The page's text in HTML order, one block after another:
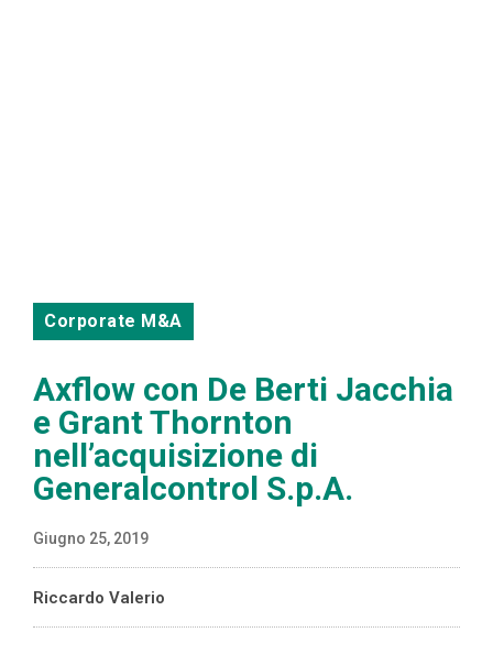
Corporate M&A
Axflow con De Berti Jacchia
e Grant Thornton
nell’acquisizione di
Generalcontrol S.p.A.
Giugno 25, 2019
Riccardo Valerio